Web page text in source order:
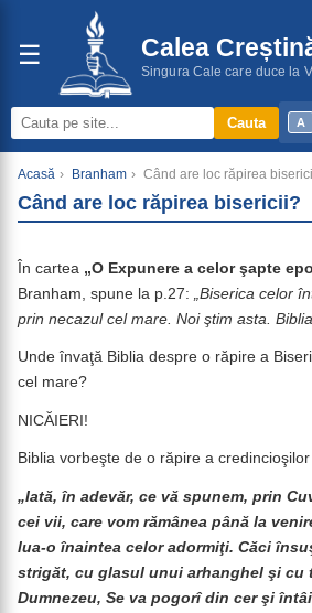
☰ Calea
Singura Cale care duce la
A
Cauta
Acasă › Branham › Când are loc răpirea
Când are loc răpirea bisericii?
În cartea „O Expunere a celor şapte
Branham, spune la p.27: „Biserica celor
prin necazul cel mare. Noi ştim asta.
Unde învaţă Biblia despre o răpire a
cel mare?
NICĂIERI!
Biblia vorbeşte de o răpire a
„Iată, în adevăr, ce vă spunem, prin
cei vii, care vom rămânea până la
lua-o înaintea celor adormiţi. Căci
strigăt, cu glasul unui arhanghel şi cu
Dumnezeu, Se va pogorî din cer şi